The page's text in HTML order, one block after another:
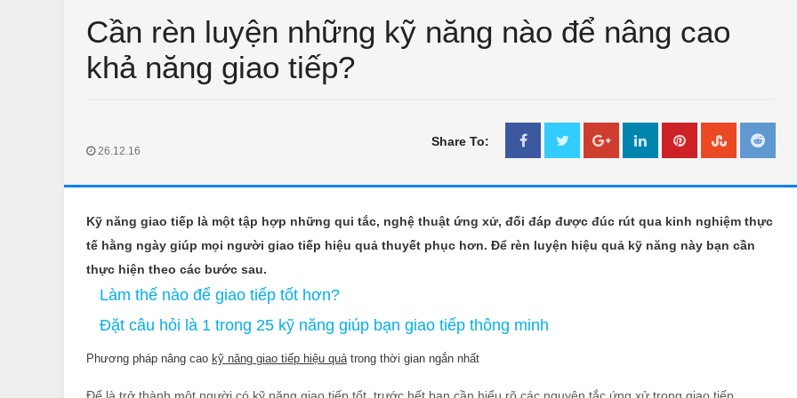
Phiếm Ngày Tết
Unknown
THƯ GIÃN
Vào quán bún đậu tìm vợ
Jan 11 2018
THƯ GIÃN
Bắc kim thang sẽ bị cấm ?
THƯ GIÃN
Thư Giãn Ngày Tết
Cần rèn luyện những kỹ năng nào để nâng cao
khả năng giao tiếp?
26.12.16
Share To:
Kỹ năng giao tiếp là một tập hợp những qui tắc, nghệ thuật ứng xử, đối đáp được đúc rút qua kinh nghiệm thực
tế hằng ngày giúp mọi người giao tiếp hiệu quả thuyết phục hơn. Để rèn luyện hiệu quả kỹ năng này bạn cần
thực hiện theo các bước sau.
Làm thế nào để giao tiếp tốt hơn?
Đặt câu hỏi là 1 trong 25 kỹ năng giúp bạn giao tiếp thông minh
Phương pháp nâng cao kỹ năng giao tiếp hiệu quảtrong thời gian ngắn nhất
Để là trở thành một người có kỹ năng giao tiếp tốt, trước hết bạn cần hiểu rõ các nguyên tắc ứng xử trong giao tiếp.